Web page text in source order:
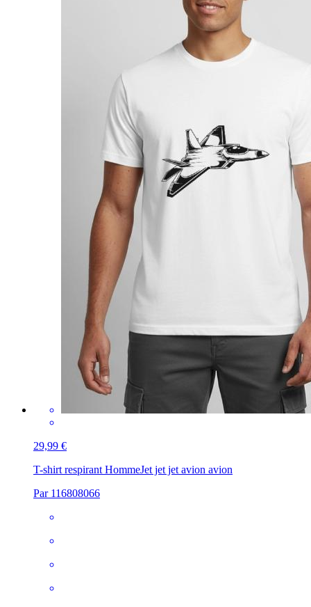
29,99 €
T-shirt respirant HommeJet jet jet avion avion
Par 116808066